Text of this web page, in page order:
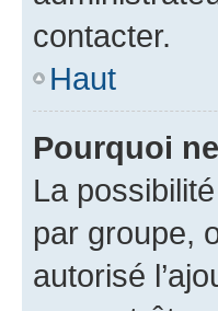
contacter.
Haut
Pourquoi
La
par groupe,
autorisé